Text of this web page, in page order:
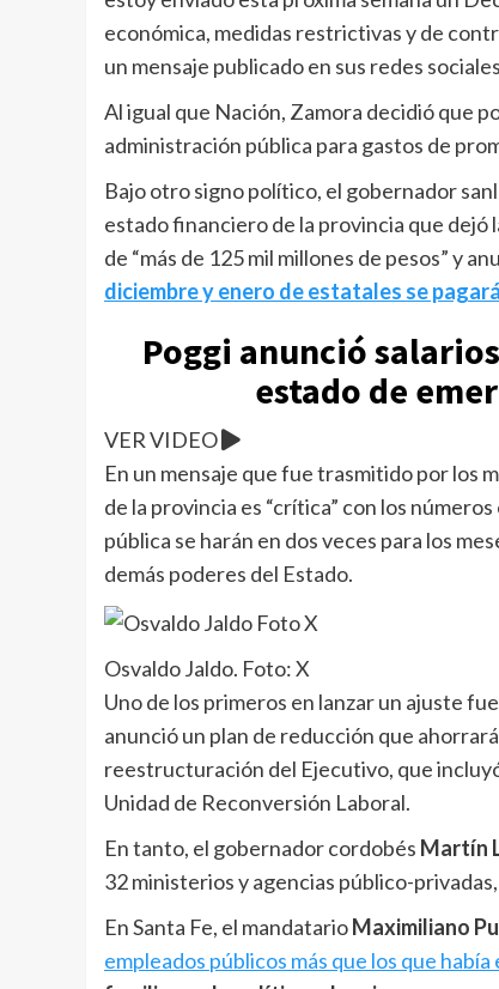
económica, medidas restrictivas y de
un mensaje publicado en sus redes
Al igual que Nación, Zamora decidió que
administración pública para gastos de
Bajo otro signo político, el gobernador
estado financiero de la provincia que
de “más de 125 mil millones de pesos” y
diciembre y enero de estatales se
Poggi anunció
estado de
VER VIDEO
En un mensaje que fue trasmitido por los
de la provincia es “crítica” con los
pública se harán en dos veces para los
demás poderes del Estado.
Osvaldo Jaldo. Foto: X
Uno de los primeros en lanzar un ajuste
anunció un plan de reducción que
reestructuración del Ejecutivo, que
Unidad de Reconversión Laboral.
En tanto, el gobernador cordobés Martín
32 ministerios y agencias público-
En Santa Fe, el mandatarioMaximiliano
empleados públicos más que los que había